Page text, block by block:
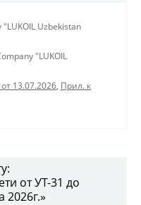
Uzbekistan
"LUKOIL
13.07.2026, Прил. к
от УТ-31 до
2026г.»